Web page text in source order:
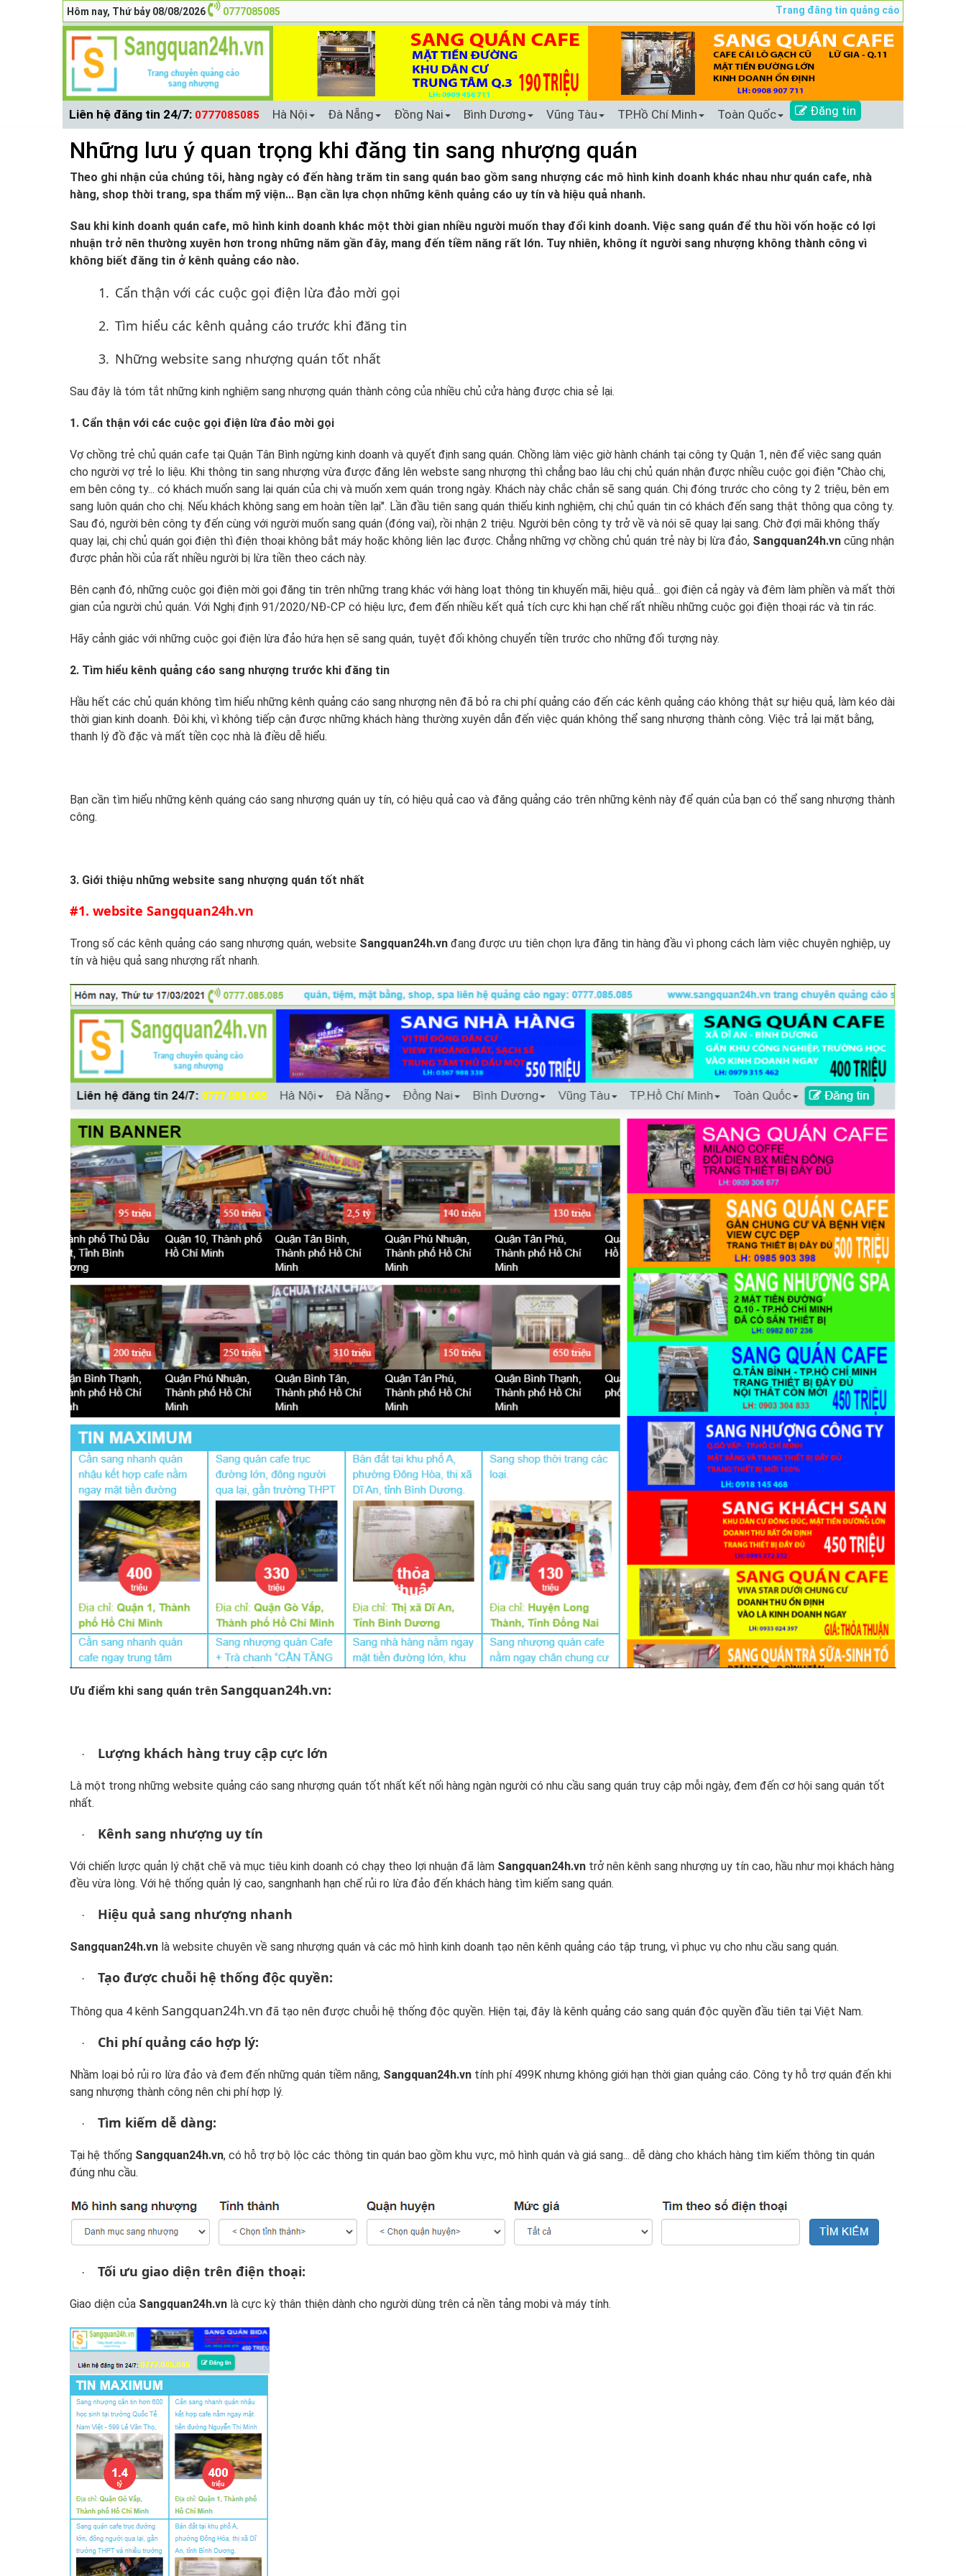
Hôm nay, Thứ bảy 08/08/2026 0777085085 Trang đăng tin quảng cáo sang nhượng số 1
Liên hệ đăng tin 24/7: 0777085085 Hà Nội Đà Nẵng Đồng Nai Bình Dương Vũng Tàu TP.Hồ Chí Minh Toàn Quốc Đăng tin
Những lưu ý quan trọng khi đăng tin sang nhượng quán
Theo ghi nhận của chúng tôi, hàng ngày có đến hàng trăm tin sang quán bao gồm sang nhượng các mô hình kinh doanh khác nhau như quán cafe, nhà
hàng, shop thời trang, spa thẩm mỹ viện... Bạn cần lựa chọn những kênh quảng cáo uy tín và hiệu quả nhanh.
Sau khi kinh doanh quán cafe, mô hình kinh doanh khác một thời gian nhiều người muốn thay đổi kinh doanh. Việc sang quán để thu hồi vốn hoặc có lợi
nhuận trở nên thường xuyên hơn trong những năm gần đây, mang đến tiềm năng rất lớn. Tuy nhiên, không ít người sang nhượng không thành công vì
không biết đăng tin ở kênh quảng cáo nào.
1. Cẩn thận với các cuộc gọi điện lừa đảo mời gọi
2. Tìm hiểu các kênh quảng cáo trước khi đăng tin
3. Những website sang nhượng quán tốt nhất
Sau đây là tóm tắt những kinh nghiệm sang nhượng quán thành công của nhiều chủ cửa hàng được chia sẻ lại.
1. Cẩn thận với các cuộc gọi điện lừa đảo mời gọi
Vợ chồng trẻ chủ quán cafe tại Quận Tân Bình ngừng kinh doanh và quyết định sang quán. Chồng làm việc giờ hành chánh tại công ty Quận 1, nên để việc sang quán
cho người vợ trẻ lo liệu. Khi thông tin sang nhượng vừa được đăng lên webste sang nhượng thì chẳng bao lâu chị chủ quán nhận được nhiều cuộc gọi điện "Chào chị,
em bên công ty... có khách muốn sang lại quán của chị và muốn xem quán trong ngày. Khách này chắc chắn sẽ sang quán. Chị đóng trước cho công ty 2 triệu, bên em
sang luôn quán cho chị. Nếu khách không sang em hoàn tiền lại". Lần đầu tiên sang quán thiếu kinh nghiệm, chị chủ quán tin có khách đến sang thật thông qua công ty.
Sau đó, người bên công ty đến cùng với người muốn sang quán (đóng vai), rồi nhận 2 triệu. Người bên công ty trở về và nói sẽ quay lại sang. Chờ đợi mãi không thấy
quay lại, chị chủ quán gọi điện thì điện thoại không bắt máy hoặc không liên lạc được. Chẳng những vợ chồng chủ quán trẻ này bị lừa đảo, Sangquan24h.vn cũng nhận
được phản hồi của rất nhiều người bị lừa tiền theo cách này.
Bên cạnh đó, những cuộc gọi điện mời gọi đăng tin trên những trang khác với hàng loạt thông tin khuyến mãi, hiệu quả... gọi điện cả ngày và đêm làm phiền và mất thời
gian của người chủ quán. Với Nghị định 91/2020/NĐ-CP có hiệu lực, đem đến nhiều kết quả tích cực khi hạn chế rất nhiều những cuộc gọi điện thoại rác và tin rác.
Hãy cảnh giác với những cuộc gọi điện lừa đảo hứa hẹn sẽ sang quán, tuyệt đối không chuyển tiền trước cho những đối tượng này.
2. Tìm hiểu kênh quảng cáo sang nhượng trước khi đăng tin
Hầu hết các chủ quán không tìm hiểu những kênh quảng cáo sang nhượng nên đã bỏ ra chi phí quảng cáo đến các kênh quảng cáo không thật sự hiệu quả, làm kéo dài
thời gian kinh doanh. Đôi khi, vì không tiếp cận được những khách hàng thường xuyên dẫn đến việc quán không thể sang nhượng thành công. Việc trả lại mặt bằng,
thanh lý đồ đặc và mất tiền cọc nhà là điều dễ hiểu.
Bạn cần tìm hiểu những kênh quáng cáo sang nhượng quán uy tín, có hiệu quả cao và đăng quảng cáo trên những kênh này để quán của bạn có thể sang nhượng thành
công.
3. Giới thiệu những website sang nhượng quán tốt nhất
#1. website Sangquan24h.vn
Trong số các kênh quảng cáo sang nhượng quán, website Sangquan24h.vn đang được ưu tiên chọn lựa đăng tin hàng đầu vì phong cách làm việc chuyên nghiệp, uy
tín và hiệu quả sang nhượng rất nhanh.
Ưu điểm khi sang quán trên Sangquan24h.vn:
· Lượng khách hàng truy cập cực lớn
Là một trong những website quảng cáo sang nhượng quán tốt nhất kết nối hàng ngàn người có nhu cầu sang quán truy cập mỗi ngày, đem đến cơ hội sang quán tốt
nhất.
· Kênh sang nhượng uy tín
Với chiến lược quản lý chặt chẽ và mục tiêu kinh doanh có chạy theo lợi nhuận đã làm Sangquan24h.vn trở nên kênh sang nhượng uy tín cao, hầu như mọi khách hàng
đều vừa lòng. Với hệ thống quản lý cao, sangnhanh hạn chế rủi ro lừa đảo đến khách hàng tìm kiếm sang quán.
· Hiệu quả sang nhượng nhanh
Sangquan24h.vn là website chuyên về sang nhượng quán và các mô hình kinh doanh tạo nên kênh quảng cáo tập trung, vì phục vụ cho nhu cầu sang quán.
· Tạo được chuỗi hệ thống độc quyền:
Thông qua 4 kênh Sangquan24h.vn đã tạo nên được chuỗi hệ thống độc quyền. Hiện tại, đây là kênh quảng cáo sang quán độc quyền đầu tiên tại Việt Nam.
· Chi phí quảng cáo hợp lý:
Nhầm loại bỏ rủi ro lừa đảo và đem đến những quán tiềm năng, Sangquan24h.vn tính phí 499K nhưng không giới hạn thời gian quảng cáo. Công ty hỗ trợ quán đến khi
sang nhượng thành công nên chi phí hợp lý.
· Tìm kiếm dễ dàng:
Tại hệ thống Sangquan24h.vn, có hỗ trợ bộ lộc các thông tin quán bao gồm khu vực, mô hình quán và giá sang... dễ dàng cho khách hàng tìm kiếm thông tin quán
đúng nhu cầu.
· Tối ưu giao diện trên điện thoại:
Giao diện của Sangquan24h.vn là cực kỳ thân thiện dành cho người dùng trên cả nền tảng mobi và máy tính.